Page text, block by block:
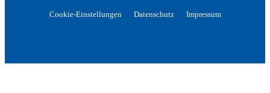
Cookie-Einstellungen Datenschutz Impressum